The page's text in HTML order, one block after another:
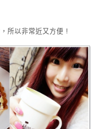
所以非常近又方便 !